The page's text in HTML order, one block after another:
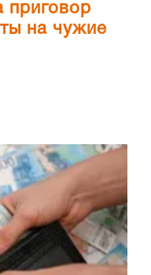
приговор
на чужие